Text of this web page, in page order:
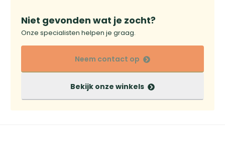
Niet gevonden wat je zocht?
Onze specialisten helpen je graag.
Neem contact op
Bekijk onze winkels